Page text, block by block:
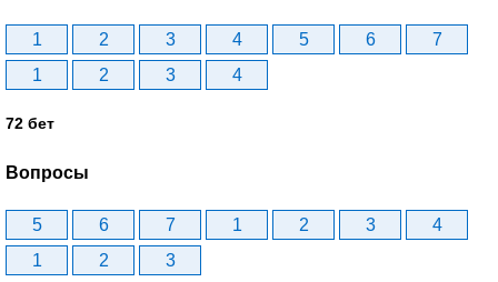
1 2 3 4 5 6
7
1
2 3 4
72 бет
Вопросы
5 6 7 1 2 3
4
1
2 3